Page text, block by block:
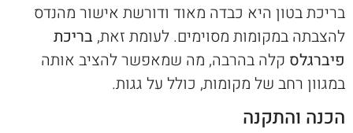
בריכת בטון היא כבדה מאוד ודורשת אישור מהנדס
להצבתה במקומות מסוימים. לעומת זאת, בריכת
פיברגלס קלה בהרבה, מה שמאפשר להציב אותה
במגוון רחב של מקומות, כולל על גגות.
הכנה והתקנה